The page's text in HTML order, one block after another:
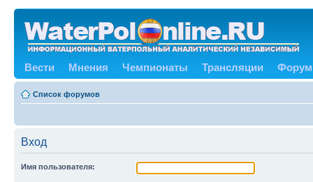
Вести Мнения Чемпионаты Трансляции Форум
Список форумов
Вход
Имя пользователя: